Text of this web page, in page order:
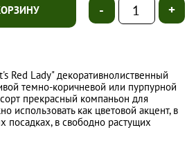
- +
Red Lady" декоративнолиственный
темно-коричневой или пурпурной
прекрасный компаньон для
использовать как цветовой акцент, в
в свободно растущих